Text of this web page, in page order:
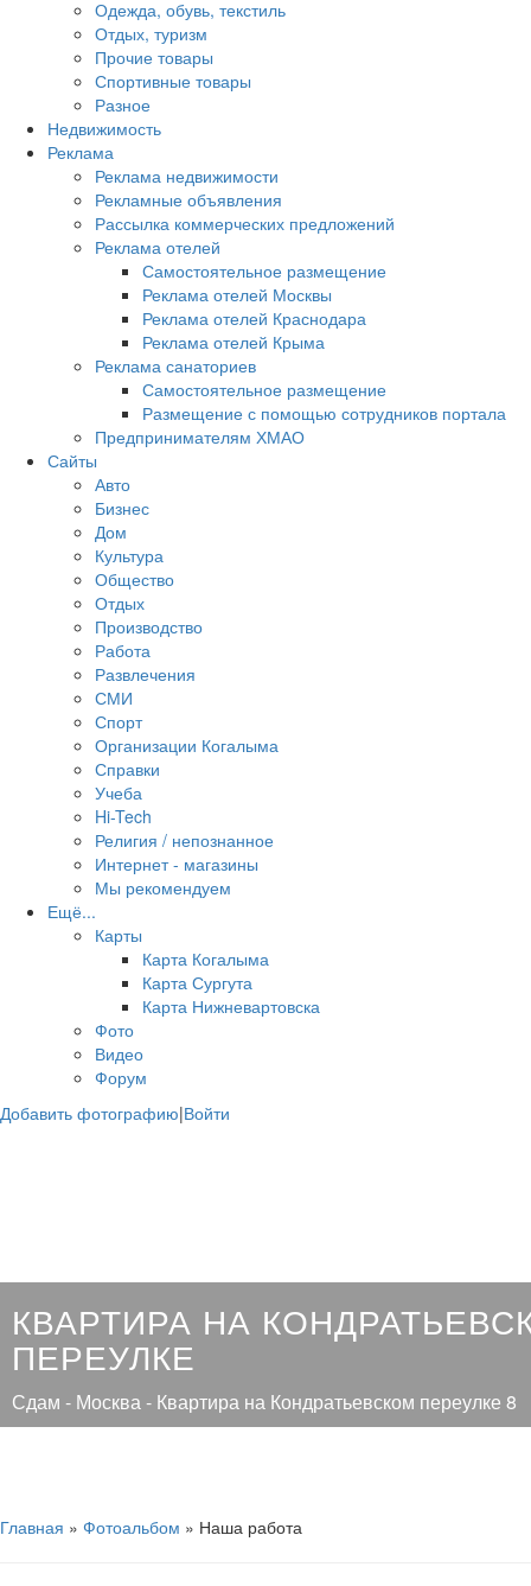
Одежда, обувь, текстиль
Отдых, туризм
Прочие товары
Спортивные товары
Разное
Недвижимость
Реклама
Реклама недвижимости
Рекламные объявления
Рассылка коммерческих предложений
Реклама отелей
Самостоятельное размещение
Реклама отелей Москвы
Реклама отелей Краснодара
Реклама отелей Крыма
Реклама санаториев
Самостоятельное размещение
Размещение с помощью сотрудников портала
Предпринимателям ХМАО
Сайты
Авто
Бизнес
Дом
Культура
Общество
Отдых
Производство
Работа
Развлечения
СМИ
Спорт
Организации Когалыма
Справки
Учеба
Hi-Tech
Религия / непознанное
Интернет - магазины
Мы рекомендуем
Ещё...
Карты
Карта Когалыма
Карта Сургута
Карта Нижневартовска
Фото
Видео
Форум
Добавить фотографию|Войти
КВАРТИРА НА
ПЕРЕУЛКЕ
Сдам - Москва - Квартира на Кондратьевском переулке 8
Главная » Фотоальбом » Наша работа